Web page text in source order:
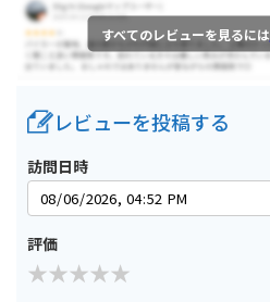
すべてのレビューを見るには
レビューを投稿する
訪問日時
評価